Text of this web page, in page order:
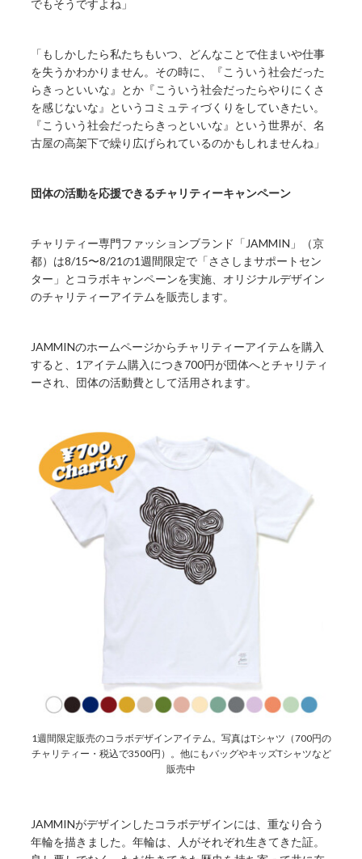
でもそうですよね」
「もしかしたら私たちもいつ、どんなことで住まいや仕事
を失うかわかりません。その時に、『こういう社会だった
らきっといいな』とか『こういう社会だったらやりにくさ
を感じないな』というコミュティづくりをしていきたい。
『こういう社会だったらきっといいな』という世界が、名
古屋の高架下で繰り広げられているのかもしれませんね」
団体の活動を応援できるチャリティーキャンペーン
チャリティー専門ファッションブランド「JAMMIN」（京
都）は8/15〜8/21の1週間限定で「ささしまサポートセン
ター」とコラボキャンペーンを実施、オリジナルデザイン
のチャリティーアイテムを販売します。
JAMMINのホームページからチャリティーアイテムを購入
すると、1アイテム購入につき700円が団体へとチャリティ
ーされ、団体の活動費として活用されます。
1週間限定販売のコラボデザインアイテム。写真はTシャツ（700円の
チャリティー・税込で3500円）。他にもバッグやキッズTシャツなど
販売中
JAMMINがデザインしたコラボデザインには、重なり合う
年輪を描きました。年輪は、人がそれぞれ生きてきた証。